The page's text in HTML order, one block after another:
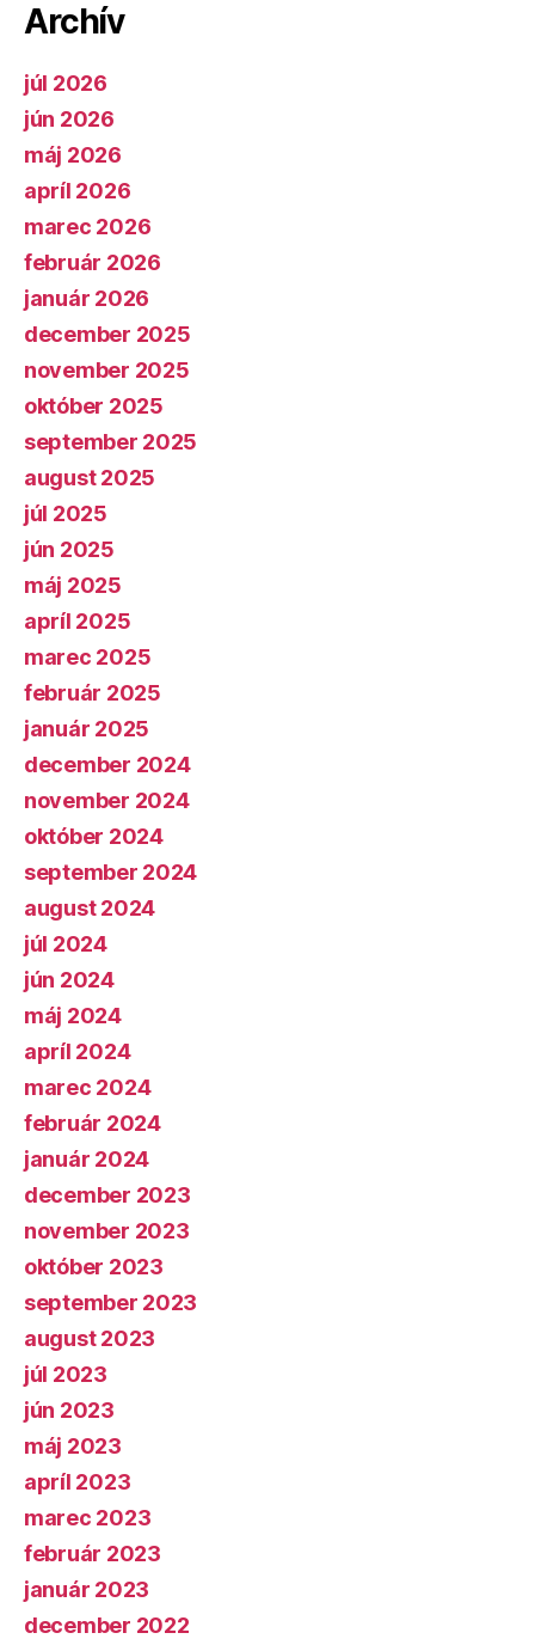
Archív
júl 2026
jún 2026
máj 2026
apríl 2026
marec 2026
február 2026
január 2026
december 2025
november 2025
október 2025
september 2025
august 2025
júl 2025
jún 2025
máj 2025
apríl 2025
marec 2025
február 2025
január 2025
december 2024
november 2024
október 2024
september 2024
august 2024
júl 2024
jún 2024
máj 2024
apríl 2024
marec 2024
február 2024
január 2024
december 2023
november 2023
október 2023
september 2023
august 2023
júl 2023
jún 2023
máj 2023
apríl 2023
marec 2023
február 2023
január 2023
december 2022